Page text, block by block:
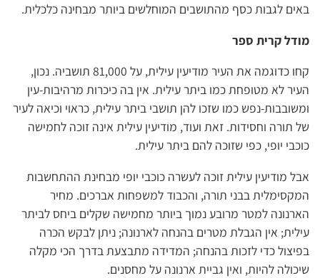
באים לגבות כסף מהתושבים המוחלשים ביותר מבחינה כלכלית.
מודל קרית ספר
קחו כדוגמה את העיר מודיעין עילית, על 81,000 תושביה. נכון,
העיר לא מטופחת כמו ביתר עילית. אין בה כיכרות מרהיבות-עין
ומשובבות-נפש כמו שזכו להן תושבי ביתר עילית, כראוי וכיאה לעיר
של תורה וחסידות. זאת ועוד, מודיעין עילית אינה זוכה לחמישה
כוכבי יופי, כפי שזוכה להם ביתר עילית.
אבל מודיעין עילית זוכה לעשרה כוכבי יופי מבחינת ההתחשבות
המקסימלית בבני תורה, והכבוד למשפחות אברכים. מחיר
הארנונה למטר מרובע נמוך ביותר מחמישה שקלים ביחס לביתר
עילית; אין הגבלת מטרים בהנחה לארנונה; ניתן לבקש הכרה
בפיצול כדי לזכות בהנחה; המדידה מתבצעת בדרך הכי מקלה
שיכולה להיות, ואין גביית ארנונה על מחסנים.